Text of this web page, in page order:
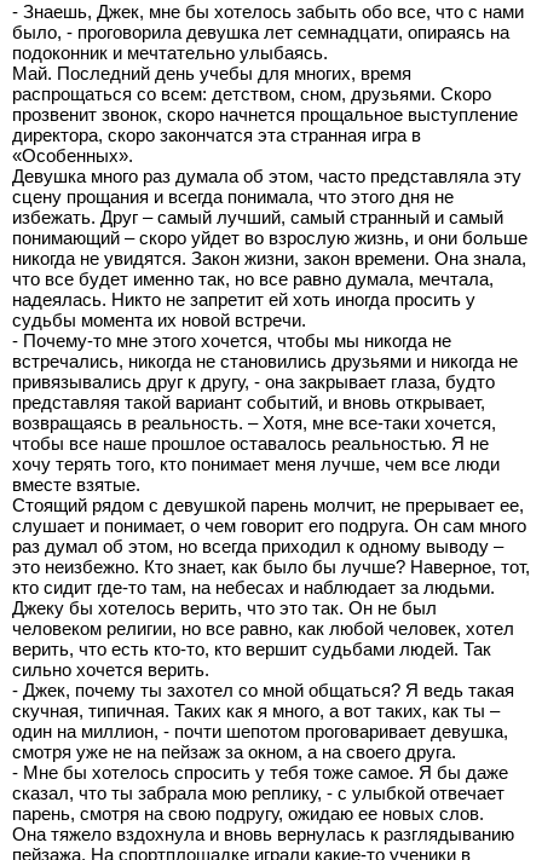
- Знаешь, Джек, мне бы хотелось забыть обо все, что с нами
было, - проговорила девушка лет семнадцати, опираясь на
подоконник и мечтательно улыбаясь.
Май. Последний день учебы для многих, время
распрощаться со всем: детством, сном, друзьями. Скоро
прозвенит звонок, скоро начнется прощальное выступление
директора, скоро закончатся эта странная игра в
«Особенных».
Девушка много раз думала об этом, часто представляла эту
сцену прощания и всегда понимала, что этого дня не
избежать. Друг – самый лучший, самый странный и самый
понимающий – скоро уйдет во взрослую жизнь, и они больше
никогда не увидятся. Закон жизни, закон времени. Она знала,
что все будет именно так, но все равно думала, мечтала,
надеялась. Никто не запретит ей хоть иногда просить у
судьбы момента их новой встречи.
- Почему-то мне этого хочется, чтобы мы никогда не
встречались, никогда не становились друзьями и никогда не
привязывались друг к другу, - она закрывает глаза, будто
представляя такой вариант событий, и вновь открывает,
возвращаясь в реальность. – Хотя, мне все-таки хочется,
чтобы все наше прошлое оставалось реальностью. Я не
хочу терять того, кто понимает меня лучше, чем все люди
вместе взятые.
Стоящий рядом с девушкой парень молчит, не прерывает ее,
слушает и понимает, о чем говорит его подруга. Он сам много
раз думал об этом, но всегда приходил к одному выводу –
это неизбежно. Кто знает, как было бы лучше? Наверное, тот,
кто сидит где-то там, на небесах и наблюдает за людьми.
Джеку бы хотелось верить, что это так. Он не был
человеком религии, но все равно, как любой человек, хотел
верить, что есть кто-то, кто вершит судьбами людей. Так
сильно хочется верить.
- Джек, почему ты захотел со мной общаться? Я ведь такая
скучная, типичная. Таких как я много, а вот таких, как ты –
один на миллион, - почти шепотом проговаривает девушка,
смотря уже не на пейзаж за окном, а на своего друга.
- Мне бы хотелось спросить у тебя тоже самое. Я бы даже
сказал, что ты забрала мою реплику, - с улыбкой отвечает
парень, смотря на свою подругу, ожидаю ее новых слов.
Она тяжело вздохнула и вновь вернулась к разглядыванию
пейзажа. На спортплощадке играли какие-то ученики в